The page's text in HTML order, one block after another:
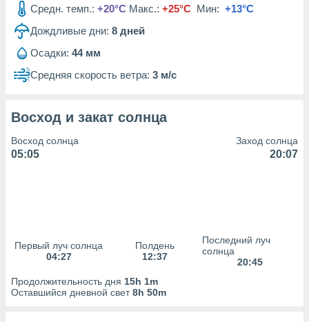
доступ
на
для
выбора
Средн. темп.: +20°C Макс.: +25°C Мин: +13°C
Дождливые дни: 8 дней
Осадки: 44 мм
Средняя скорость ветра: 3 м/с
Восход и закат солнца
Восход солнца
05:05
Заход солнца
20:07
Первый луч солнца
04:27
Полдень
12:37
Последний луч
солнца
20:45
Продолжительность дня 15h 1m
Оставшийся дневной свет8h 50m